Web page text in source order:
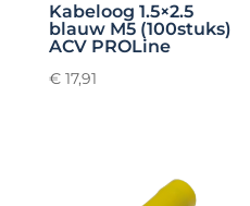
Kabeloog 1.5×2.5
blauw M5 (100stuks)
ACV PROLine
€17,91